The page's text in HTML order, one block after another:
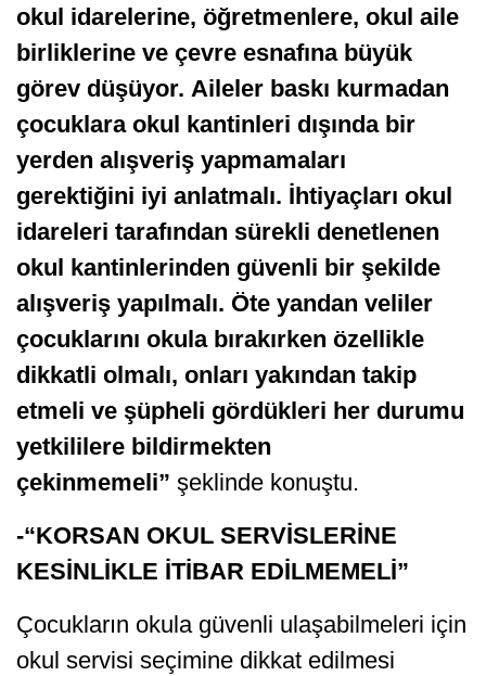
okul idarelerine, öğretmenlere, okul aile
birliklerine ve çevre esnafına büyük
görev düşüyor. Aileler baskı kurmadan
çocuklara okul kantinleri dışında bir
yerden alışveriş yapmamaları
gerektiğini iyi anlatmalı. İhtiyaçları okul
idareleri tarafından sürekli denetlenen
okul kantinlerinden güvenli bir şekilde
alışveriş yapılmalı. Öte yandan veliler
çocuklarını okula bırakırken özellikle
dikkatli olmalı, onları yakından takip
etmeli ve şüpheli gördükleri her durumu
yetkililere bildirmekten
çekinmemeli” şeklinde konuştu.
-“KORSAN OKUL SERVİSLERİNE
KESİNLİKLE İTİBAR EDİLMEMELİ”
Çocukların okula güvenli ulaşabilmeleri için
okul servisi seçimine dikkat edilmesi